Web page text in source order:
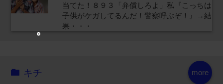
当てた！８９３「弁償しろよ」私『こっちは
子供がケガしてるんだ！警察呼ぶぞ！』→結
果・・・
more
キチ